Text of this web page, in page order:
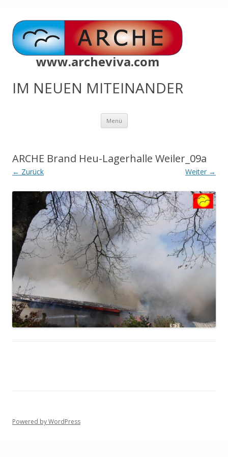
www.archeviva.com
IM NEUEN MITEINANDER
Menü Zum
springen
ARCHE Brand Heu-Lagerhalle Weiler_09a
← Zurück Weiter →
Powered by WordPress